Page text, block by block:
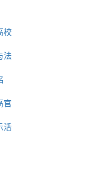
校
法
官
活